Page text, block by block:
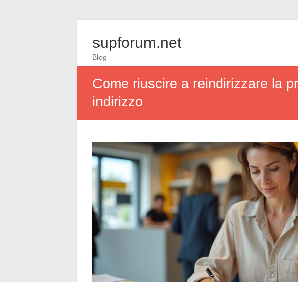
supforum.net
Blog
Come riuscire a reindirizzare la
indirizzo